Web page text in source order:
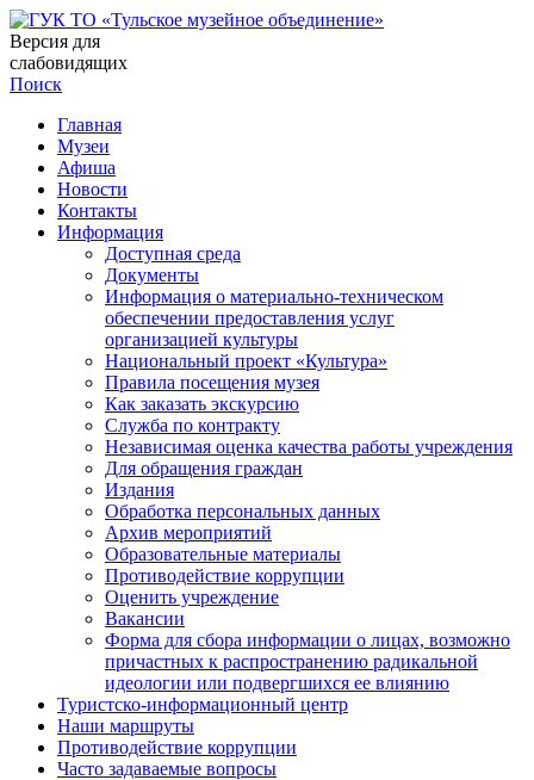
Версия для
слабовидящих
Поиск
Главная
Музеи
Афиша
Новости
Контакты
Информация
Доступная среда
Документы
Информация о материально-техническом
обеспечении предоставления услуг
организацией культуры
Национальный проект «Культура»
Правила посещения музея
Как заказать экскурсию
Служба по контракту
Независимая оценка качества работы учреждения
Для обращения граждан
Издания
Обработка персональных данных
Архив мероприятий
Образовательные материалы
Противодействие коррупции
Оценить учреждение
Вакансии
Форма для сбора информации о лицах, возможно
причастных к распространению радикальной
идеологии или подвергшихся ее влиянию
Туристско-информационный центр
Наши маршруты
Противодействие коррупции
Часто задаваемые вопросы